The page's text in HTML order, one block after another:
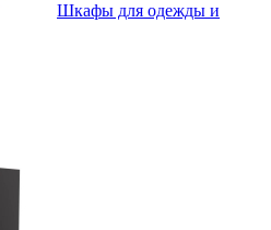
Шкафы для одежды и